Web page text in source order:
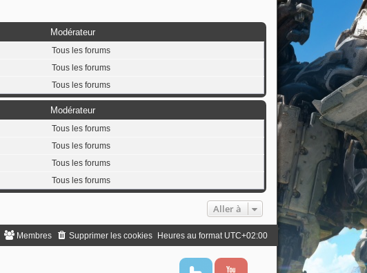
Modérateur
Tous les forums
Tous les forums
Tous les forums
Modérateur
Tous les forums
Tous les forums
Tous les forums
Tous les forums
Aller à
Heures au format UTC+02:00
Supprimer les cookies
Membres